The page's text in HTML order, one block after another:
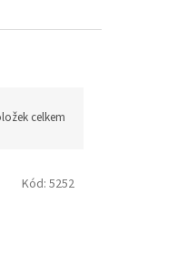
celkem
Kód: 5252